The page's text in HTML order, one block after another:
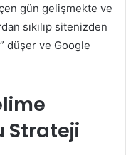
gün gelişmekte ve
sıkılıp sitenizden
düşer ve Google
Strateji